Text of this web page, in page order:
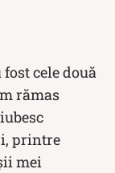
cele două
rămas
printre
mei